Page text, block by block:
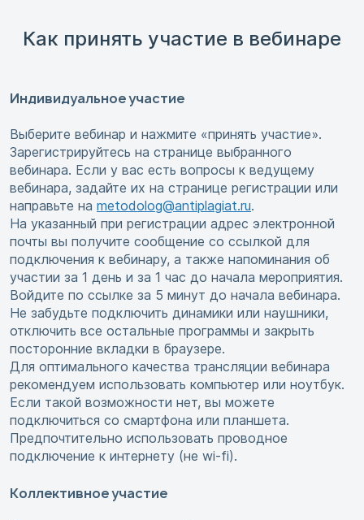
Как принять участие в вебинаре
Индивидуальное участие
Выберите вебинар и нажмите «принять участие».
Зарегистрируйтесь на странице выбранного
вебинара. Если у вас есть вопросы к ведущему
вебинара, задайте их на странице регистрации или
направьте на metodolog@antiplagiat.ru.
На указанный при регистрации адрес электронной
почты вы получите сообщение со ссылкой для
подключения к вебинару, а также напоминания об
участии за 1 день и за 1 час до начала мероприятия.
Войдите по ссылке за 5 минут до начала вебинара.
Не забудьте подключить динамики или наушники,
отключить все остальные программы и закрыть
посторонние вкладки в браузере.
Для оптимального качества трансляции вебинара
рекомендуем использовать компьютер или ноутбук.
Если такой возможности нет, вы можете
подключиться со смартфона или планшета.
Предпочтительно использовать проводное
подключение к интернету (не wi-fi).
Коллективное участие